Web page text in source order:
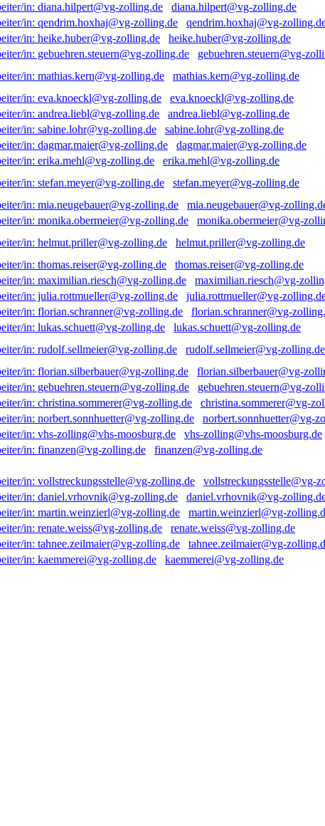
diana.hilpert@vg-zolling.de
qendrim.hoxhaj@vg-
heike.huber@vg-zolling.de
gebuehren.steuern@vg-
mathias.kern@vg-zolling.de
eva.knoeckl@vg-zolling.de
andrea.liebl@vg-zolling.de
sabine.lohr@vg-zolling.de
dagmar.maier@vg-zolling.de
erika.mehl@vg-zolling.de
stefan.meyer@vg-zolling.de
mia.neugebauer@vg-
monika.obermeier@vg-
helmut.priller@vg-zolling.de
thomas.reiser@vg-zolling.de
maximilian.riesch@vg-
julia.rottmueller@vg-
florian.schranner@vg-
lukas.schuett@vg-zolling.de
rudolf.sellmeier@vg-zolling.de
florian.silberbauer@vg-
gebuehren.steuern@vg-
christina.sommerer@vg-
norbert.sonnhuetter@vg-
vhs-zolling@vhs-moosburg.de
finanzen@vg-zolling.de
vollstreckungsstelle@vg-
daniel.vrhovnik@vg-
martin.weinzierl@vg-
renate.weiss@vg-zolling.de
tahnee.zeilmaier@vg-
kaemmerei@vg-zolling.de